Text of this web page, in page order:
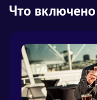
Что включено